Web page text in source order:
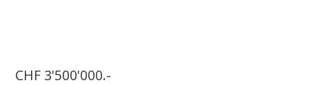
CHF 3'500'000.-